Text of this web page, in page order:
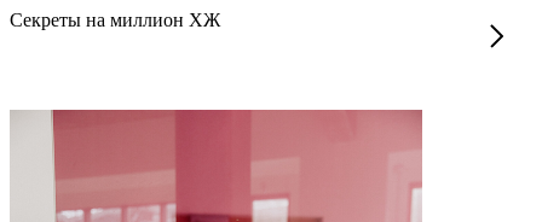
Секреты на миллион ХЖ